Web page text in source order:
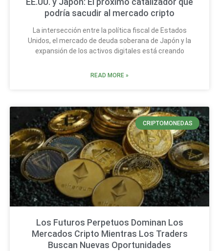
podría sacudir al mercado cripto
La intersección entre la política fiscal de Estados
Unidos, el mercado de deuda soberana de Japón y la
expansión de los activos digitales está creando
READ MORE »
CRIPTOMONEDAS
Los Futuros Perpetuos Dominan Los
Mercados Cripto Mientras Los Traders
Buscan Nuevas Oportunidades